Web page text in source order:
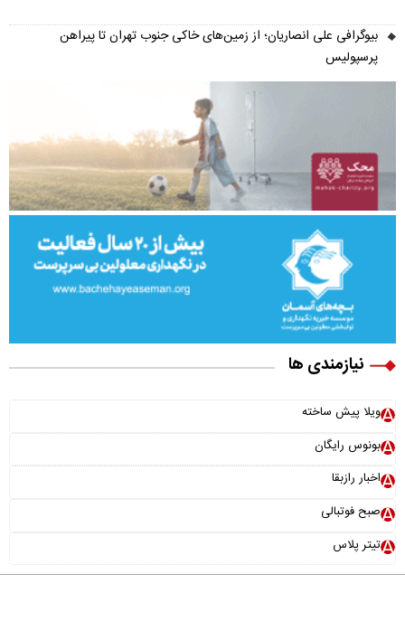
بیوگرافی علی انصاریان؛ از زمین‌های خاکی جنوب تهران تا پیراهن
پرسپولیس
نیازمندی ها
ویلا پیش ساخته
بونوس رایگان
اخبار رازبقا
صبح فوتبالی
تیتر پلاس